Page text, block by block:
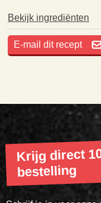
Bekijk ingrediënten
E-mail dit recept
Krijg direct
bestelling